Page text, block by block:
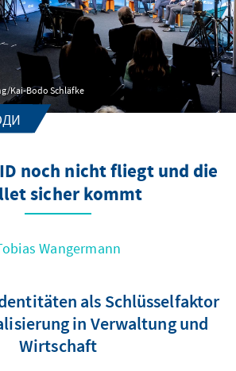
Kai-Bodo Schläfke
noch nicht fliegt und die
sicher kommt
Wangermann
als Schlüsselfaktor
in Verwaltung und
Wirtschaft